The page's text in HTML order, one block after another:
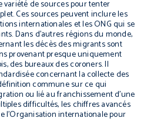
de sources pour tenter
Ces sources peuvent inclure les
internationales et les ONG qui se
Dans d’autres régions du monde,
les décès des migrants sont
provenant presque uniquement
des bureaux des coroners. Il
concernant la collecte des
commune sur ce qui
ou lié au franchissement d’une
difficultés, les chiffres avancés
l’Organisation internationale pour